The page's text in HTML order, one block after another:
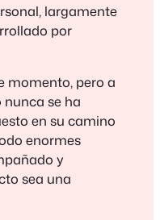
largamente
por
momento, pero a
se ha
en su camino
enormes
y
sea una